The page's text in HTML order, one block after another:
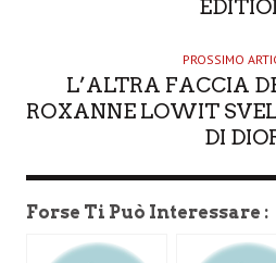
PROSSIMO
L’ALTRA FACCIA
ROXANNE LOWIT
DI
Forse Ti Può Interessare :